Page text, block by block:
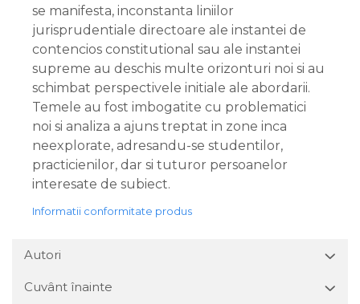
se manifesta, inconstanta liniilor
jurisprudentiale directoare ale instantei de
contencios constitutional sau ale instantei
supreme au deschis multe orizonturi noi si au
schimbat perspectivele initiale ale abordarii.
Temele au fost imbogatite cu problematici
noi si analiza a ajuns treptat in zone inca
neexplorate, adresandu-se studentilor,
practicienilor, dar si tuturor persoanelor
interesate de subiect.
Informatii conformitate produs
Autori
Cuvânt înainte